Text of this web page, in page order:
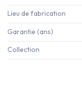
Lieu de fabrication
Garantie (ans)
Collection